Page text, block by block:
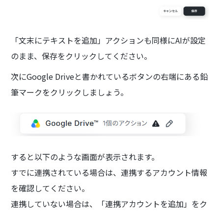
「文末にテキストを追加」アクションも同様にAIが設定
のまま、保存をクリックしてください。
次にGoogle Driveと書かれているボタンの右端にある鉛
筆マークをクリックしましょう。
すると以下のような画面が表示されます。
すでに連携されている場合は、連携するアカウント情報
を確認してください。
連携していない場合は、「連携アカウントを追加」をク